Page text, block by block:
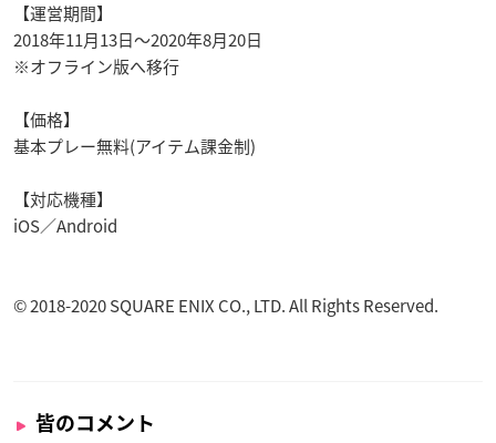
【運営期間】
2018年11月13日〜2020年8月20日
※オフライン版へ移行
【価格】
基本プレー無料(アイテム課金制)
【対応機種】
iOS／Android
© 2018-2020 SQUARE ENIX CO., LTD. All Rights Reserved.
皆のコメント